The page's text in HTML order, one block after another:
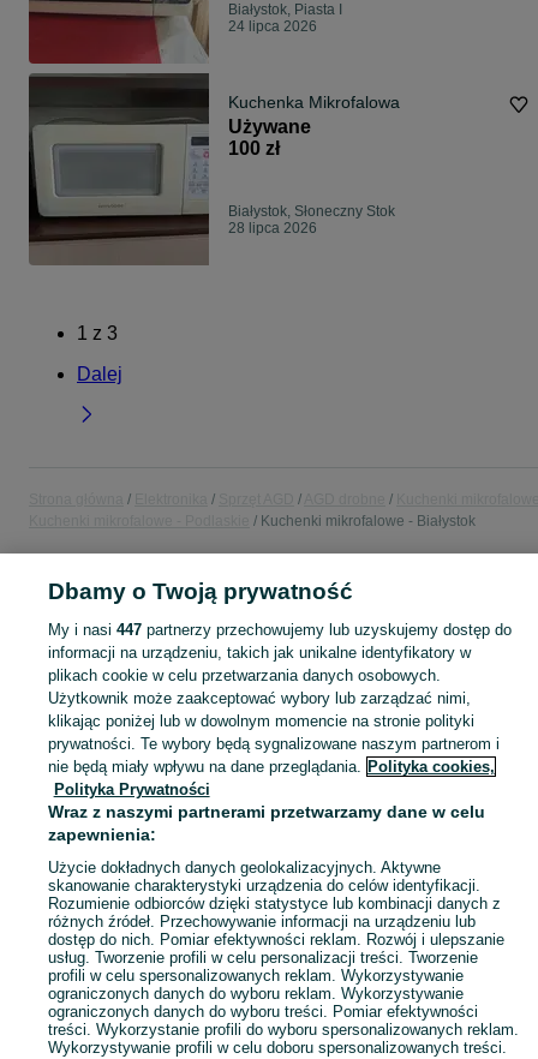
Białystok, Piasta I
24 lipca 2026
Kuchenka Mikrofalowa
Używane
100 zł
Białystok, Słoneczny Stok
28 lipca 2026
1 z 3
Dalej
Kuchenki mikrofalowe - Białystok
POLSKA » PODLASKIE » BIAŁYSTOK
KATEGORIA
Zobacz
Mapa kategorii
Mapa miejscowości
Mapa ministron
Popularne wyszukiwania
Dbamy o Twoją prywatność
My i nasi 447partnerzy przechowujemy lub uzyskujemy dostęp do
informacji na urządzeniu, takich jak unikalne identyfikatory w
plikach cookie w celu przetwarzania danych osobowych.
Użytkownik może zaakceptować wybory lub zarządzać nimi,
klikając poniżej lub w dowolnym momencie na stronie polityki
prywatności. Te wybory będą sygnalizowane naszym partnerom i
nie będą miały wpływu na dane przeglądania. Polityka cookies,
Polityka Prywatności
Wraz z naszymi partnerami przetwarzamy dane w celu
zapewnienia:
Użycie dokładnych danych geolokalizacyjnych. Aktywne
skanowanie charakterystyki urządzenia do celów identyfikacji.
Rozumienie odbiorców dzięki statystyce lub kombinacji danych z
różnych źródeł. Przechowywanie informacji na urządzeniu lub
dostęp do nich. Pomiar efektywności reklam. Rozwój i ulepszanie
usług. Tworzenie profili w celu personalizacji treści. Tworzenie
profili w celu spersonalizowanych reklam. Wykorzystywanie
ograniczonych danych do wyboru reklam. Wykorzystywanie
ograniczonych danych do wyboru treści. Pomiar efektywności
treści. Wykorzystanie profili do wyboru spersonalizowanych reklam.
Wykorzystywanie profili w celu doboru spersonalizowanych treści.